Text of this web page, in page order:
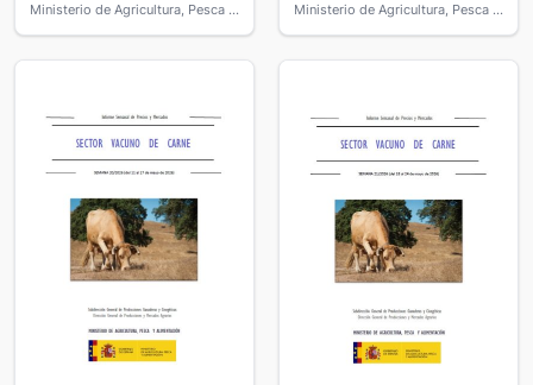
Ministerio de Agricultura, Pesca y Alimentación
Ministerio de Agricultura, Pesca y Alimentación